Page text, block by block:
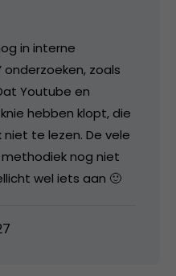
in interne
onderzoeken, zoals
Youtube en
hebben klopt, die
te lezen. De vele
nog niet
wel iets aan 🙂